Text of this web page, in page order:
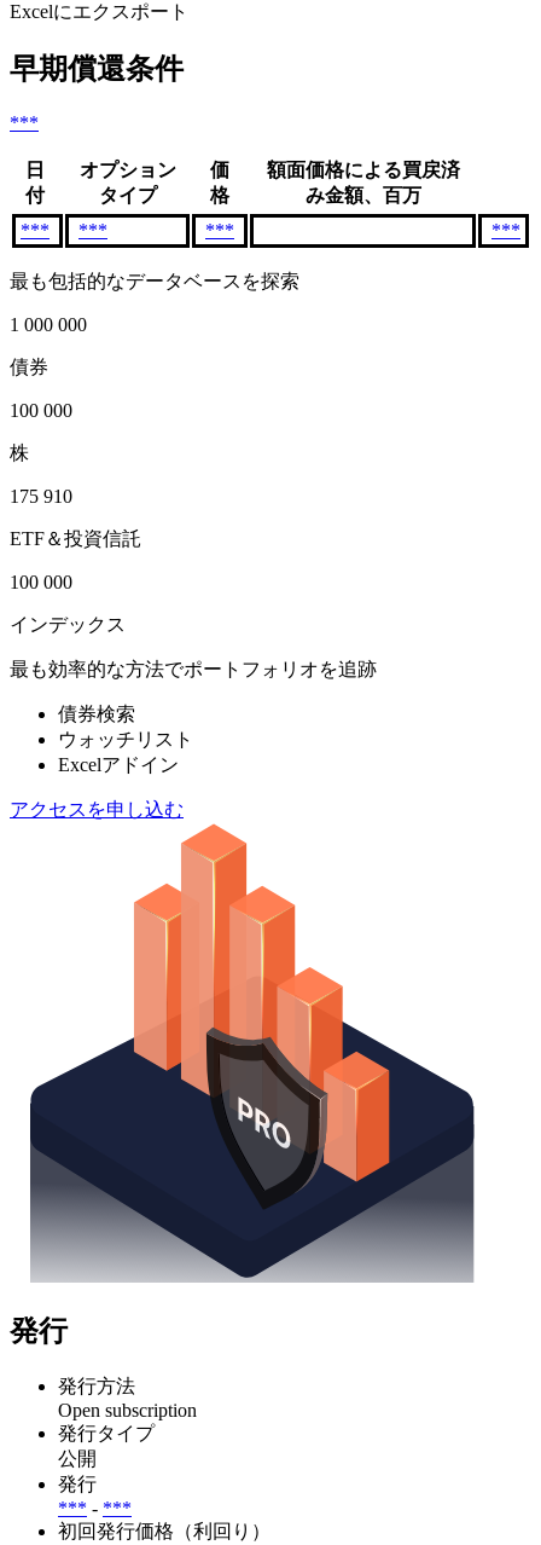
Excelにエクスポート
早期償還条件
***
日
付
オプション
タイプ
価
格
額面価格による買戻済
み金額、百万
***
*** *** ***
最も包括的なデータベースを探索
1 000 000
債券
100 000
株
175 910
ETF＆投資信託
100 000
インデックス
最も効率的な方法でポートフォリオを追跡
債券検索
ウォッチリスト
Excelアドイン
アクセスを申し込む
発行
発行方法
Open subscription
発行タイプ
公開
発行
*** - ***
初回発行価格（利回り）